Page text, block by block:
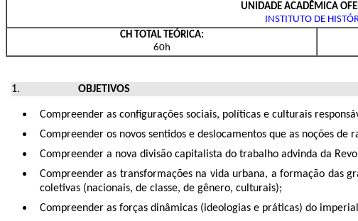
UNIDADE ACADÊMICA
INSTITUTO DE
CH TOTAL TEÓRICA:
60h
OBJETIVOS
Compreender as configurações sociais, políticas e culturais
Compreender os novos sentidos e deslocamentos que as noções
Compreender a nova divisão capitalista do trabalho advinda da
Compreender as transformações na vida urbana, a formação das
coletivas (nacionais, de classe, de gênero, culturais);
Compreender as forças dinâmicas (ideologias e práticas) do